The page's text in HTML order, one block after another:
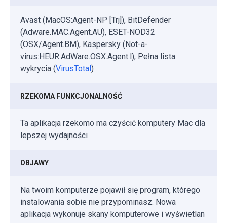
Avast (MacOS:Agent-NP [Trj]), BitDefender
(Adware.MAC.Agent.AU), ESET-NOD32
(OSX/Agent.BM), Kaspersky (Not-a-
virus:HEUR:AdWare.OSX.Agent.l), Pełna lista
wykrycia (VirusTotal )
RZEKOMA FUNKCJONALNOŚĆ
Ta aplikacja rzekomo ma czyścić komputery Mac dla
lepszej wydajności
OBJAWY
Na twoim komputerze pojawił się program, którego
instalowania sobie nie przypominasz. Nowa
aplikacja wykonuje skany komputerowe i wyświetlan